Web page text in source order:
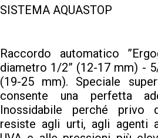
SISTEMA AQUASTOP
Raccordo automatico
diametro 1/2” (12-17 mm) -
(19-25 mm). Speciale
consente una perfetta
Inossidabile perché privo
resiste agli urti, agli agenti